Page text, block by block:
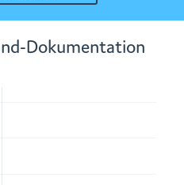
Dokumentation